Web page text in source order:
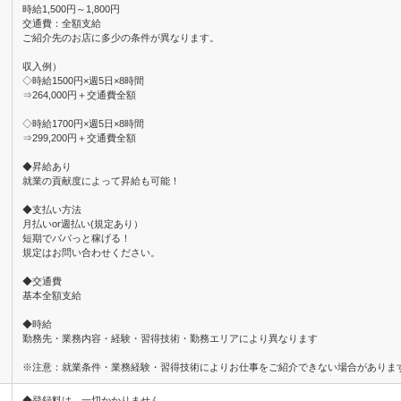
時給1,500円～1,800円
交通費：全額支給
ご紹介先のお店に多少の条件が異なります。
収入例）
◇時給1500円×週5日×8時間
⇒264,000円＋交通費全額
◇時給1700円×週5日×8時間
⇒299,200円＋交通費全額
◆昇給あり
就業の貢献度によって昇給も可能！
◆支払い方法
月払いor週払い(規定あり）
短期でパパっと稼げる！
規定はお問い合わせください。
◆交通費
基本全額支給
◆時給
勤務先・業務内容・経験・習得技術・勤務エリアにより異なります
※注意：就業条件・業務経験・習得技術によりお仕事をご紹介できない場合がありま